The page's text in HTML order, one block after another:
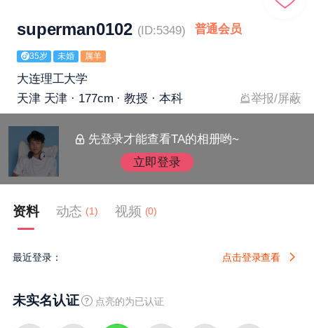
superman0102 (ID:5349) 普通会员
35岁 未婚 属羊
大连理工大学
天津 天津 · 177cm · 教授 · 本科
举报/屏蔽
先登录才能查看TA的相册哟~
立即登录
资料 动态 (1) 视频 (0)
最近登录： 点击登录查看
未实名认证 点亮的为已认证